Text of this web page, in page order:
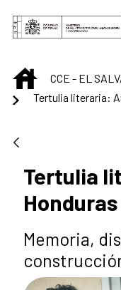
Saltar al contenido
INICIOCCE - EL
Tertulia literaria:
Tertulia
Memoria,